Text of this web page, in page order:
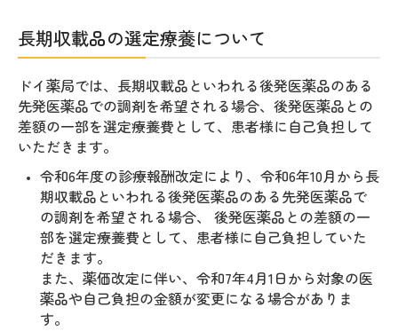
長期収載品の選定療養について
ドイ薬局では、長期収載品といわれる後発医薬品のある
先発医薬品での調剤を希望される場合、後発医薬品との
差額の一部を選定療養費として、患者様に自己負担して
いただきます。
令和6年度の診療報酬改定により、令和6年10月から長
期収載品といわれる後発医薬品のある先発医薬品で
の調剤を希望される場合、 後発医薬品との差額の一
部を選定療養費として、患者様に自己負担していた
だきます。
また、薬価改定に伴い、令和7年4月1日から対象の医
薬品や自己負担の金額が変更になる場合がありま
す。